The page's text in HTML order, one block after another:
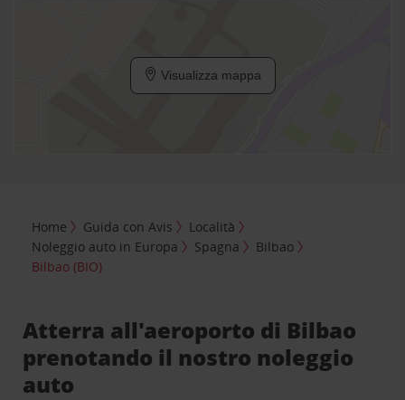
Visualizza mappa
Home Guida con Avis
Località
Noleggio auto in Europa
Spagna
Bilbao
Bilbao (BIO)
Atterra all'aeroporto di Bilbao
prenotando il nostro noleggio
auto